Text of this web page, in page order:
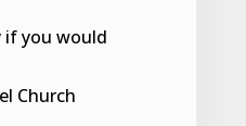
if you would
Church